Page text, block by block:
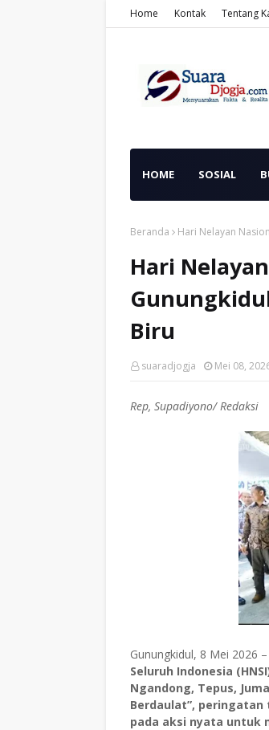
Home Kontak Tentang
HOME SOSIAL
Beranda Hari Nelayan
Hari
Biru
suaradjogja Mei 08,
Rep, Supadiyono/ Redaksi
Gunungkidul, 8 Mei 2026 –
Seluruh Indonesia
Ngandong, Tepus,
Berdaulat”,
pada aksi nyata untuk